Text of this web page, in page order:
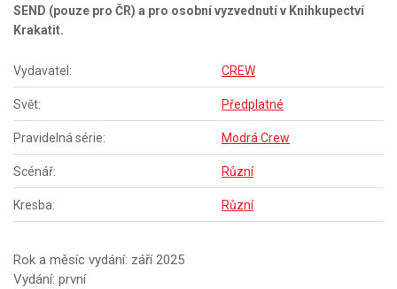
SEND (pouze pro ČR) a pro osobní vyzvednutí v Knihkupectví
Krakatit.
Vydavatel: CREW
Svět: Předplatné
Pravidelná série: Modrá Crew
Scénář: Různí
Kresba: Různí
Rok a měsíc vydání: září 2025
Vydání: první